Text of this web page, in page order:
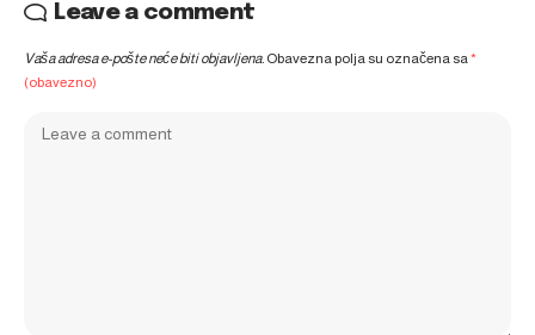
Leave a comment
Vaša adresa e-pošte neće biti objavljena. Obavezna polja su označena sa*
(obavezno)